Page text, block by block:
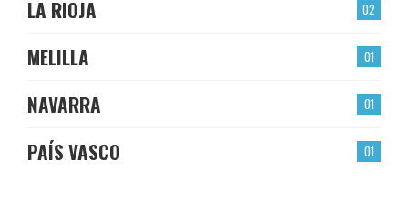
02
LA RIOJA
01
MELILLA
01
NAVARRA
01
PAÍS VASCO